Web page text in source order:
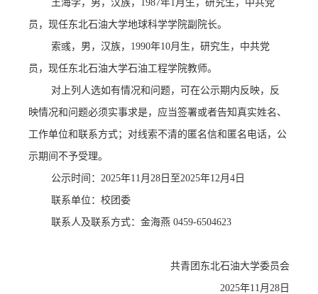
王海学，男，汉族， 1987年1月生，研究生，中共党
员，现任东北石油大学地球科学学院副院长。
索彧，男，汉族， 1990年10月生，研究生，中共党
员，现任东北石油大学石油工程学院教师。
对上列人选如有情况和问题，可在公示期内反映，反
映情况和问题必须实事求是，应当签署或者告知真实姓名、
工作单位和联系方式；对线索不清的匿名信和匿名电话，公
示期间不予受理。
公示时间：2025年11月28日至2025年12月4日
联系单位：校团委
联系人及联系方式：金海燕 0459-6504623
共青团东北石油大学委员会
2025年11月 28日